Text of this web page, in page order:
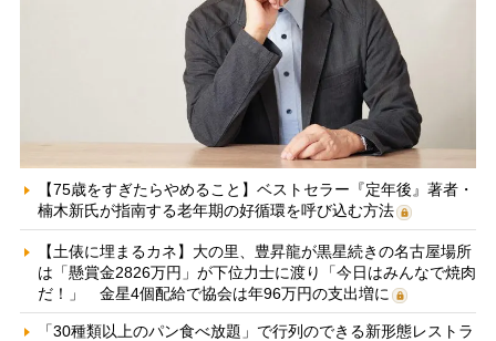
【75歳をすぎたらやめること】ベストセラー『定年後』著者・
楠木新氏が指南する老年期の好循環を呼び込む方法
【土俵に埋まるカネ】大の里、豊昇龍が黒星続きの名古屋場所
は「懸賞金2826万円」が下位力士に渡り「今日はみんなで焼肉
だ！」 金星4個配給で協会は年96万円の支出増に
「30種類以上のパン食べ放題」で行列のできる新形態レストラ